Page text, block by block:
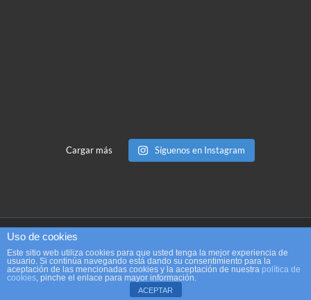
Cargar más Síguenos en Instagram
Copyright 2017 Análisis no verbal | Diseño: Begoña Tauler |
contacto@analisisnoverbal.com
Uso de cookies
Este sitio web utiliza cookies para que usted tenga la mejor experiencia de
usuario. Si continúa navegando está dando su consentimiento para la
aceptación de las mencionadas cookies y la aceptación de nuestra política de
cookies, pinche el enlace para mayor información.
ACEPTAR